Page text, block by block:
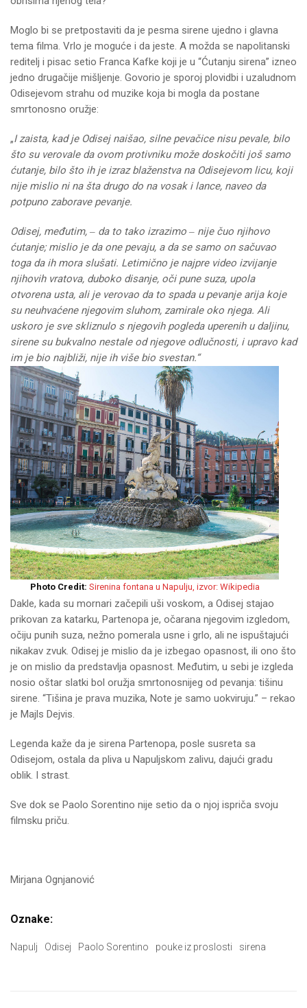
Moglo bi se pretpostaviti da je pesma sirene ujedno i glavna
tema filma. Vrlo je moguće i da jeste. A možda se napolitanski
reditelj i pisac setio Franca Kafke koji je u “Ćutanju sirena” izneo
jedno drugačije mišljenje. Govorio je sporoj plovidbi i uzaludnom
Odisejevom strahu od muzike koja bi mogla da postane
smrtonosno oružje:
„I zaista, kad je Odisej naišao, silne pevačice nisu pevale, bilo
što su verovale da ovom protivniku može doskočiti još samo
ćutanje, bilo što ih je izraz blaženstva na Odisejevom licu, koji
nije mislio ni na šta drugo do na vosak i lance, naveo da
potpuno zaborave pevanje.
Odisej, međutim, ‒ da to tako izrazimo ‒ nije čuo njihovo
ćutanje; mislio je da one pevaju, a da se samo on sačuvao
toga da ih mora slušati. Letimično je najpre video izvijanje
njihovih vratova, duboko disanje, oči pune suza, upola
otvorena usta, ali je verovao da to spada u pevanje arija koje
su neuhvaćene njegovim sluhom, zamirale oko njega. Ali
uskoro je sve skliznulo s njegovih pogleda uperenih u daljinu,
sirene su bukvalno nestale od njegove odlučnosti, i upravo kad
im je bio najbliži, nije ih više bio svestan.“
Photo Credit: Sirenina fontana u Napulju, izvor: Wikipedia
Dakle, kada su mornari začepili uši voskom, a Odisej stajao
prikovan za katarku, Partenopa je, očarana njegovim izgledom,
očiju punih suza, nežno pomerala usne i grlo, ali ne ispuštajući
nikakav zvuk. Odisej je mislio da je izbegao opasnost, ili ono što
je on mislio da predstavlja opasnost. Međutim, u sebi je izgleda
nosio oštar slatki bol oružja smrtonosnijeg od pevanja: tišinu
sirene. “Tišina je prava muzika, Note je samo uokviruju.” – rekao
je Majls Dejvis.
Legenda kaže da je sirena Partenopa, posle susreta sa
Odisejom, ostala da pliva u Napuljskom zalivu, dajući gradu
oblik. I strast.
Sve dok se Paolo Sorentino nije setio da o njoj ispriča svoju
filmsku priču.
Mirjana Ognjanović
Oznake:
Napulj Odisej Paolo Sorentino pouke iz proslosti sirena